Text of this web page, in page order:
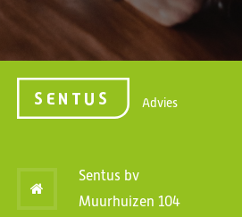
Advies
Sentus bv
Muurhuizen 104